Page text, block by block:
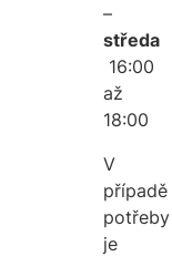
–
středa
16:00
až
18:00
V
případě
potřeby
je